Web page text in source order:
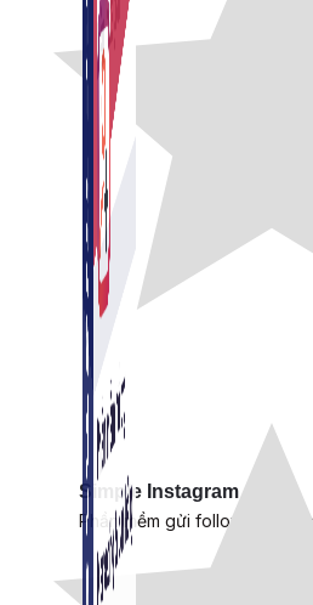
Simple Instagram
Phần mềm gửi follow, nhắn